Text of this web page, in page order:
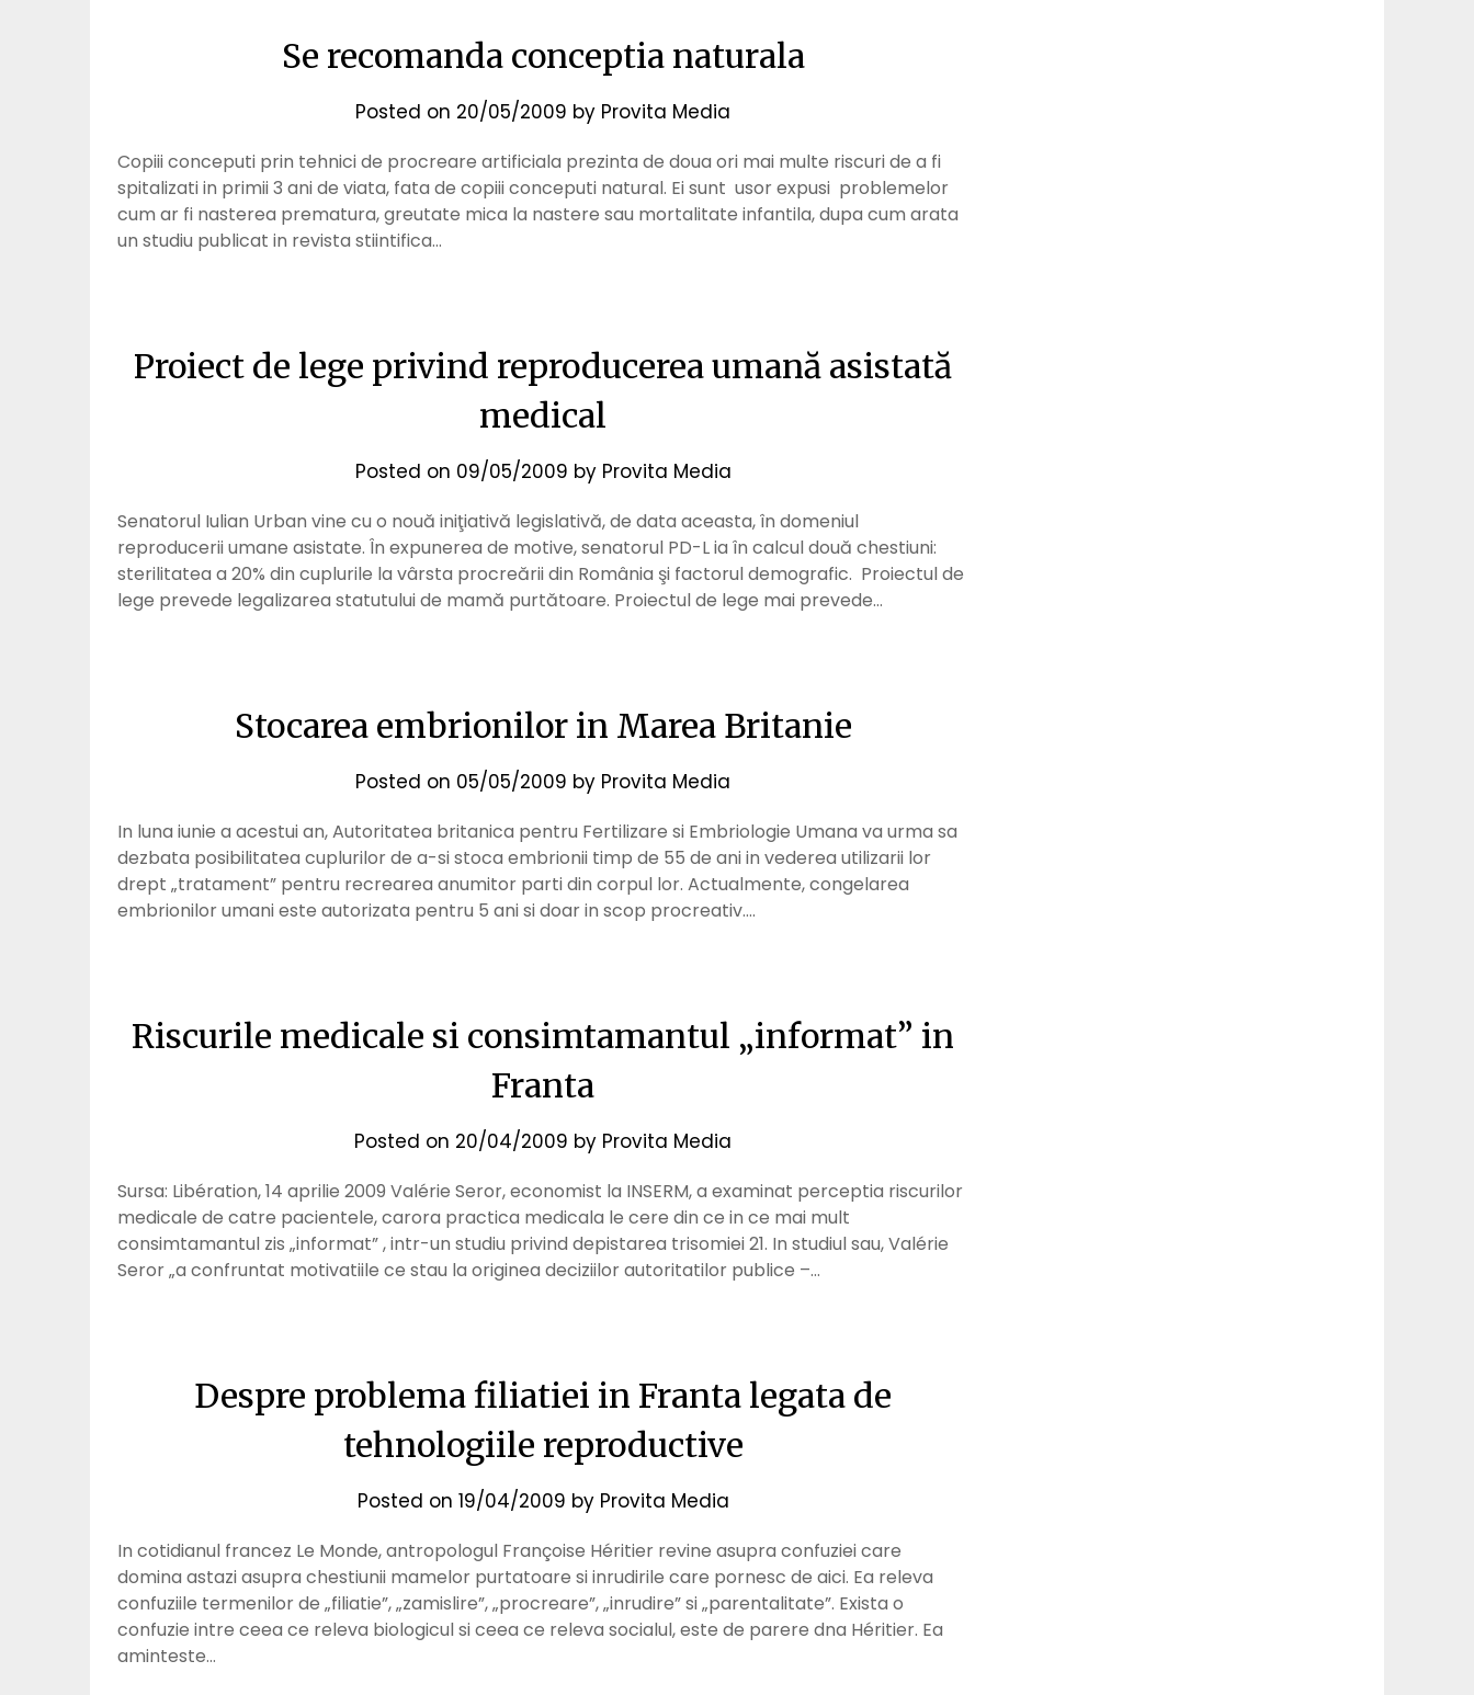
Se recomanda conceptia naturala
Posted on 20/05/2009 by Provita Media
Copiii conceputi prin tehnici de procreare artificiala prezinta de doua ori mai multe riscuri de a fi
spitalizati in primii 3 ani de viata, fata de copiii conceputi natural. Ei sunt usor expusi problemelor
cum ar fi nasterea prematura, greutate mica la nastere sau mortalitate infantila, dupa cum arata
un studiu publicat in revista stiintifica…
Proiect de lege privind reproducerea umană asistată
medical
Posted on 09/05/2009 by Provita Media
Senatorul Iulian Urban vine cu o nouă iniţiativă legislativă, de data aceasta, în domeniul
reproducerii umane asistate. În expunerea de motive, senatorul PD-L ia în calcul două chestiuni:
sterilitatea a 20% din cuplurile la vârsta procreării din România şi factorul demografic. Proiectul de
lege prevede legalizarea statutului de mamă purtătoare. Proiectul de lege mai prevede…
Stocarea embrionilor in Marea Britanie
Posted on 05/05/2009 by Provita Media
In luna iunie a acestui an, Autoritatea britanica pentru Fertilizare si Embriologie Umana va urma sa
dezbata posibilitatea cuplurilor de a-si stoca embrionii timp de 55 de ani in vederea utilizarii lor
drept „tratament” pentru recrearea anumitor parti din corpul lor. Actualmente, congelarea
embrionilor umani este autorizata pentru 5 ani si doar in scop procreativ….
Riscurile medicale si consimtamantul „informat” in
Franta
Posted on 20/04/2009 by Provita Media
Sursa: Libération, 14 aprilie 2009 Valérie Seror, economist la INSERM, a examinat perceptia riscurilor
medicale de catre pacientele, carora practica medicala le cere din ce in ce mai mult
consimtamantul zis „informat” , intr-un studiu privind depistarea trisomiei 21. In studiul sau, Valérie
Seror „a confruntat motivatiile ce stau la originea deciziilor autoritatilor publice –…
Despre problema filiatiei in Franta legata de
tehnologiile reproductive
Posted on 19/04/2009 by Provita Media
In cotidianul francez Le Monde, antropologul Françoise Héritier revine asupra confuziei care
domina astazi asupra chestiunii mamelor purtatoare si inrudirile care pornesc de aici. Ea releva
confuziile termenilor de „filiatie”, „zamislire”, „procreare”, „inrudire” si „parentalitate”. Exista o
confuzie intre ceea ce releva biologicul si ceea ce releva socialul, este de parere dna Héritier. Ea
aminteste…